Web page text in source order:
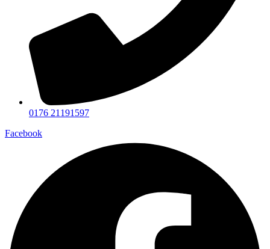
0176 21191597
Facebook